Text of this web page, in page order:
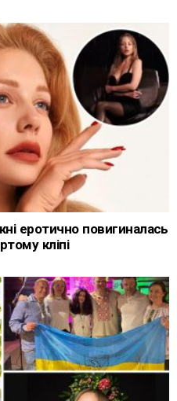
еротично повигиналась
кліпі